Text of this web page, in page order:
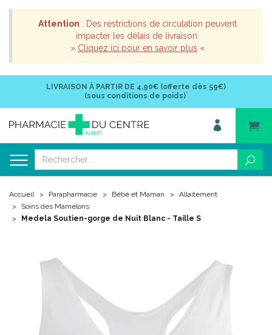
Attention : Des restrictions de circulation peuvent
impacter les délais de livraison.
» Cliquez ici pour en savoir plus «
LIVRAISON À PARTIR DE 4,90€ (offerte dès 59€)
(sous conditions de poids)*
Accueil Parapharmacie Bébé et Maman
Allaitement
Soins des Mamelons
Medela Soutien-gorge de Nuit Blanc - Taille S